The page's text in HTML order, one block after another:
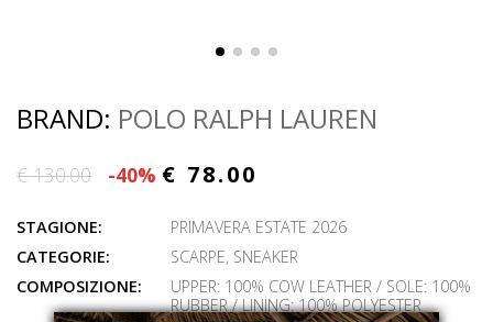
BRAND: POLO RALPH LAUREN
€ 130.00 -40% € 78.00
STAGIONE:
PRIMAVERA ESTATE 2026
CATEGORIE:
SCARPE, SNEAKER
COMPOSIZIONE:
UPPER: 100% COW LEATHER / SOLE: 100%
RUBBER / LINING: 100% POLYESTER